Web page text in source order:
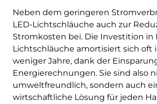
Neben dem geringeren
LED-Lichtschläuche auch zur
Stromkosten bei. Die Investition in
Lichtschläuche amortisiert sich oft
weniger Jahre, dank der
Energierechnungen. Sie sind also
umweltfreundlich, sondern auch
wirtschaftliche Lösung für jeden